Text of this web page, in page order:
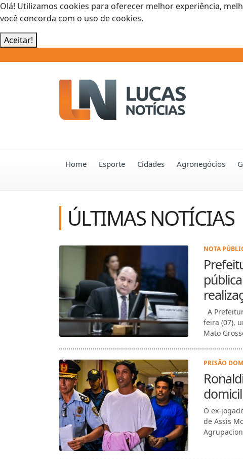
Olá! Utilizamos cookies para oferecer melhor experiência,
você concorda com o uso de cookies.
Aceitar!
ÚLTIMAS NOTÍCIAS
A
feira (07),
Mato
PRISÃO
O ex-
de Assis